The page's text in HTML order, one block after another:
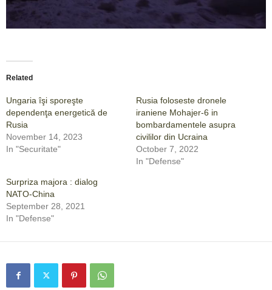
Related
Ungaria îşi sporeşte
dependenţa energetică de
Rusia
November 14, 2023
In "Securitate"
Rusia foloseste dronele
iraniene Mohajer-6 in
bombardamentele asupra
civililor din Ucraina
October 7, 2022
In "Defense"
Surpriza majora : dialog
NATO-China
September 28, 2021
In "Defense"